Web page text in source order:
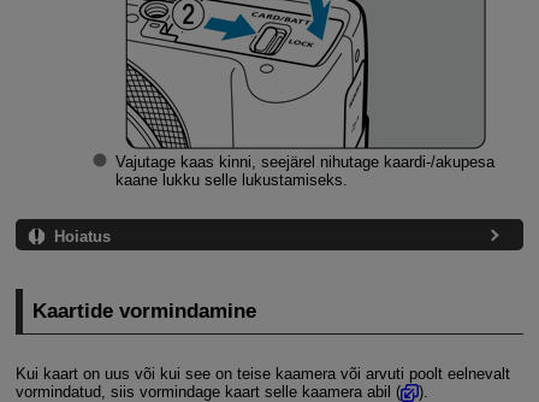
Vajutage kaas kinni, seejärel nihutage kaardi-/akupesa
kaane lukku selle lukustamiseks.
Hoiatus
Kaartide vormindamine
Kui kaart on uus või kui see on teise kaamera või arvuti poolt eelnevalt
vormindatud, siis vormindage kaart selle kaamera abil (
).